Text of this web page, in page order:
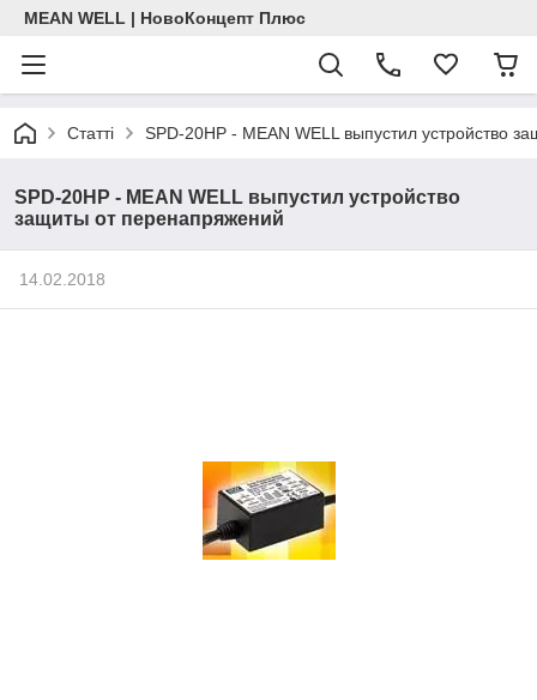
MEAN WELL | НовоКонцепт Плюс
Статті SPD-20HP - MEAN WELL выпустил устройство
SPD-20HP - MEAN WELL выпустил устройство
защиты от перенапряжений
14.02.2018